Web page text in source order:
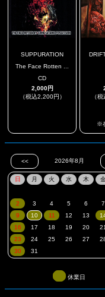
SUPPURATION
The Face Rotten ...
CD
2,000円
（税込2,200円）
（
※
休業日